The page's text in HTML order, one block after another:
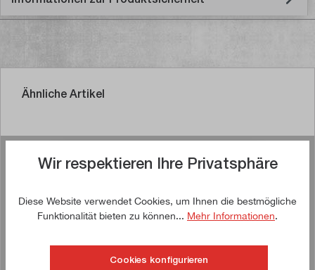
Ähnliche Artikel
TIPP!
Jetzt kaufen!
Wir respektieren Ihre Privatsphäre
Diese Website verwendet Cookies, um Ihnen die bestmögliche
Funktionalität bieten zu können... Mehr Informationen.
Cookies konfigurieren